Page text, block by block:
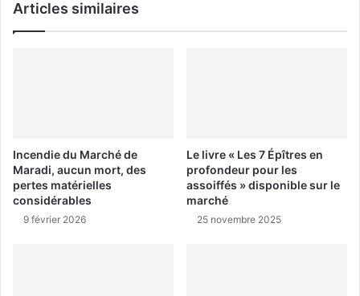
Articles similaires
Incendie du Marché de
Maradi, aucun mort, des
pertes matérielles
considérables
9 février 2026
Le livre « Les 7 Épîtres en
profondeur pour les
assoiffés » disponible sur le
marché
25 novembre 2025